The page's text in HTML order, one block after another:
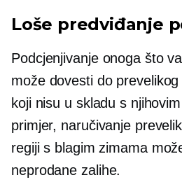
Loše predviđanje
Podcjenjivanje onoga što
može dovesti do
koji nisu u skladu s
primjer, naručivanje
regiji s blagim zimama
neprodane zalihe.